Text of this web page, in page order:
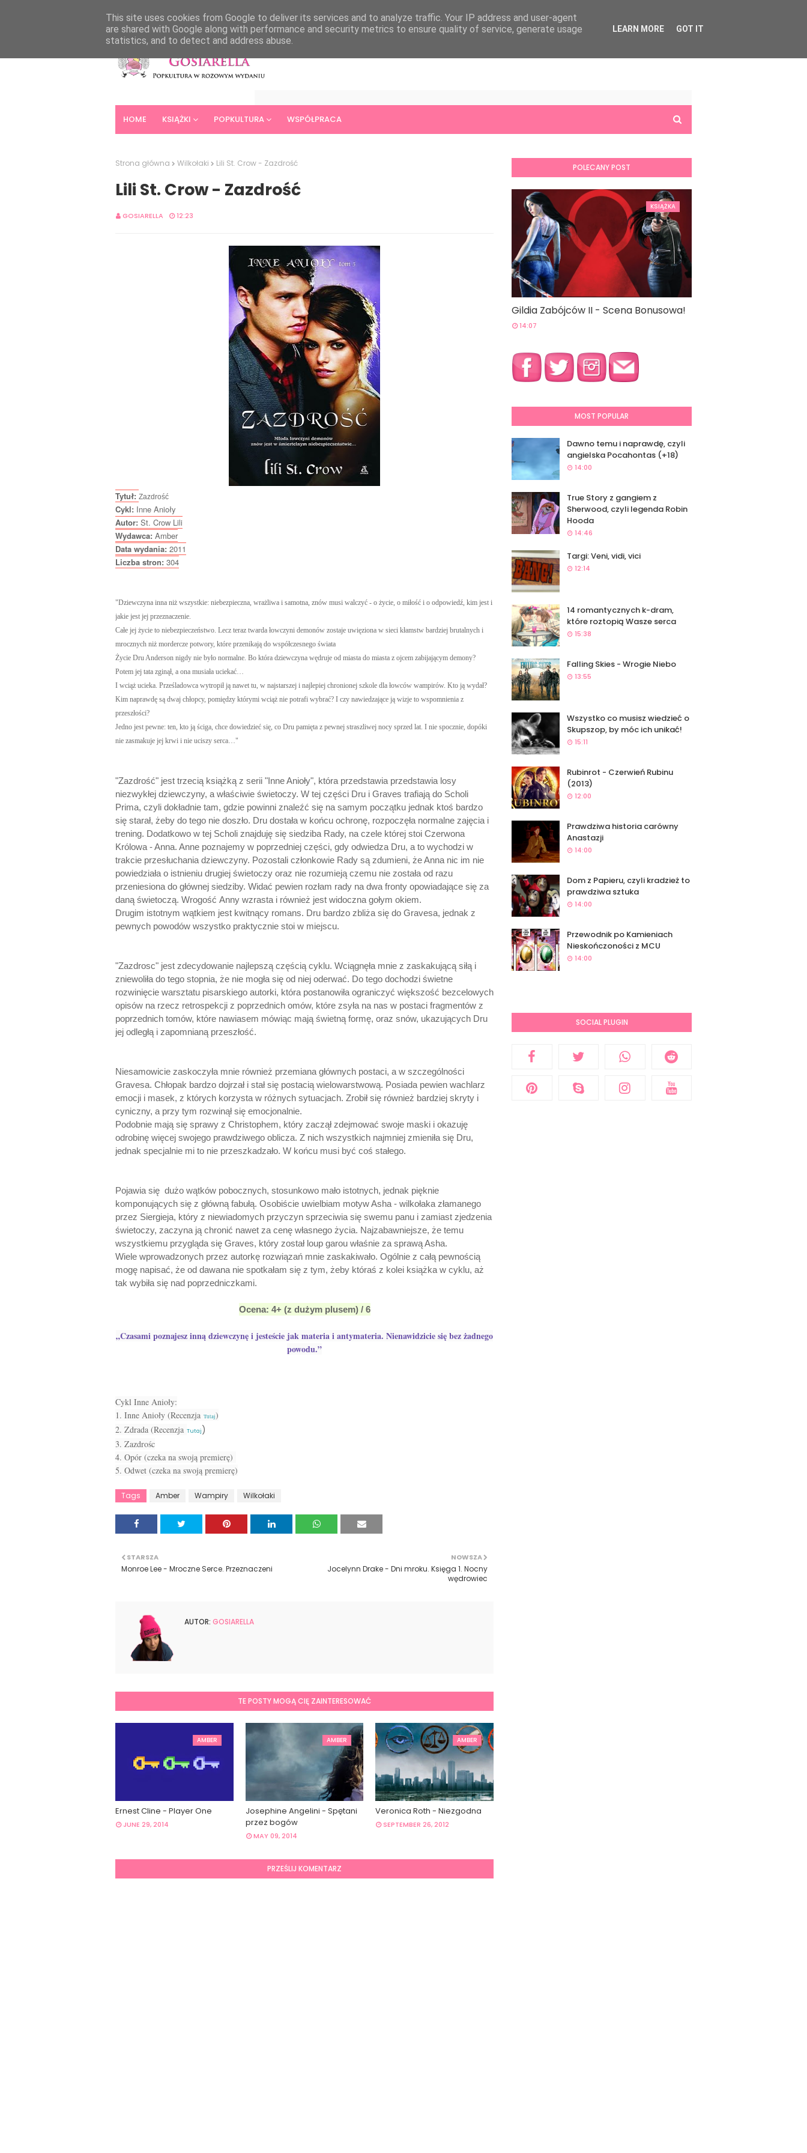
HOME KSIĄŻKI POPKULTURA WSPÓŁPRACA
Strona główna Wilkołaki Lili St. Crow - Zazdrość
Lili St. Crow - Zazdrość
GOSIARELLA 12:23
Tytuł: Zazdrość
Cykl: Inne Anioły
Autor: St. Crow Lili
Wydawca: Amber
Data wydania: 2011
Liczba stron: 304
"Dziewczyna inna niż wszystkie: niebezpieczna, wrażliwa i samotna, znów musi walczyć - o życie, o miłość i o odpowiedź, kim jest i
jakie jest jej przeznaczenie.
Całe jej życie to niebezpieczeństwo. Lecz teraz twarda łowczyni demonów zostaje uwięziona w sieci kłamstw bardziej brutalnych i
mrocznych niż mordercze potwory, które przenikają do współczesnego świata
Życie Dru Anderson nigdy nie było normalne. Bo która dziewczyna wędruje od miasta do miasta z ojcem zabijającym demony?
Potem jej tata zginął, a ona musiała uciekać…
I wciąż ucieka. Prześladowca wytropił ją nawet tu, w najstarszej i najlepiej chronionej szkole dla łowców wampirów. Kto ją wydał?
Kim naprawdę są dwaj chłopcy, pomiędzy którymi wciąż nie potrafi wybrać? I czy nawiedzające ją wizje to wspomnienia z
przeszłości?
Jedno jest pewne: ten, kto ją ściga, chce dowiedzieć się, co Dru pamięta z pewnej straszliwej nocy sprzed lat. I nie spocznie, dopóki
nie zasmakuje jej krwi i nie uciszy serca…"
"Zazdrość" jest trzecią książką z serii "Inne Anioły", która przedstawia przedstawia losy
niezwykłej dziewczyny, a właściwie świetoczy. W tej części Dru i Graves trafiają do Scholi
Prima, czyli dokładnie tam, gdzie powinni znaleźć się na samym początku jednak ktoś bardzo
się starał, żeby do tego nie doszło. Dru dostała w końcu ochronę, rozpoczęła normalne zajęcia i
trening. Dodatkowo w tej Scholi znajduję się siedziba Rady, na czele której stoi Czerwona
Królowa - Anna. Anne poznajemy w poprzedniej części, gdy odwiedza Dru, a to wychodzi w
trakcie przesłuchania dziewczyny. Pozostali członkowie Rady są zdumieni, że Anna nic im nie
powiedziała o istnieniu drugiej świetoczy oraz nie rozumieją czemu nie została od razu
przeniesiona do głównej siedziby. Widać pewien rozłam rady na dwa fronty opowiadające się za
daną świetoczą. Wrogość Anny wzrasta i również jest widoczna gołym okiem.
Drugim istotnym wątkiem jest kwitnący romans. Dru bardzo zbliża się do Gravesa, jednak z
pewnych powodów wszystko praktycznie stoi w miejscu.
"Zazdrosc" jest zdecydowanie najlepszą częścią cyklu. Wciągnęła mnie z zaskakującą siłą i
zniewoliła do tego stopnia, że nie mogła się od niej oderwać. Do tego dochodzi świetne
rozwinięcie warsztatu pisarskiego autorki, która postanowiła ograniczyć większość bezcelowych
opisów na rzecz retrospekcji z poprzednich omów, które zsyła na nas w postaci fragmentów z
poprzednich tomów, które nawiasem mówiąc mają świetną formę, oraz snów, ukazujących Dru
jej odległą i zapomnianą przeszłość.
Niesamowicie zaskoczyła mnie również przemiana głównych postaci, a w szczególności
Gravesa. Chłopak bardzo dojrzał i stał się postacią wielowarstwową. Posiada pewien wachlarz
emocji i masek, z których korzysta w różnych sytuacjach. Zrobił się również bardziej skryty i
cyniczny, a przy tym rozwinął się emocjonalnie.
Podobnie mają się sprawy z Christophem, który zaczął zdejmować swoje maski i okazuję
odrobinę więcej swojego prawdziwego oblicza. Z nich wszystkich najmniej zmieniła się Dru,
jednak specjalnie mi to nie przeszkadzało. W końcu musi być coś stałego.
Pojawia się dużo wątków pobocznych, stosunkowo mało istotnych, jednak pięknie
komponujących się z główną fabułą. Osobiście uwielbiam motyw Asha - wilkołaka złamanego
przez Siergieja, który z niewiadomych przyczyn sprzeciwia się swemu panu i zamiast zjedzenia
świetoczy, zaczyna ją chronić nawet za cenę własnego życia. Najzabawniejsze, że temu
wszystkiemu przygląda się Graves, który został loup garou właśnie za sprawą Asha.
Wiele wprowadzonych przez autorkę rozwiązań mnie zaskakiwało. Ogólnie z całą pewnością
mogę napisać, że od dawana nie spotkałam się z tym, żeby któraś z kolei książka w cyklu, aż
tak wybiła się nad poprzedniczkami.
Ocena: 4+ (z dużym plusem) / 6
„Czasami poznajesz inną dziewczynę i jesteście jak materia i antymateria. Nienawidzicie się bez żadnego
powodu.”
Cykl Inne Anioły:
1. Inne Anioły (Recenzja Tutaj)
2. Zdrada (Recenzja Tutaj)
3. Zazdrośc
4. Opór (czeka na swoją premierę)
5. Odwet (czeka na swoją premierę)
Tags Amber Wampiry Wilkołaki
NOWSZA
Jocelynn Drake - Dni mroku. Księga 1. Nocny
wędrowiec
STARSZA
Monroe Lee - Mroczne Serce. Przeznaczeni
AUTOR: GOSIARELLA
TE POSTY MOGĄ CIĘ ZAINTERESOWAĆ
AMBER
Ernest Cline - Player One
JUNE 29, 2014
AMBER
Josephine Angelini - Spętani
przez bogów
MAY 09, 2014
AMBER
Veronica Roth - Niezgodna
SEPTEMBER 26, 2012
PRZEŚLIJ KOMENTARZ
POLECANY POST
KSIĄŻKA
Gildia Zabójców II - Scena Bonusowa!
14:07
MOST POPULAR
Dawno temu i naprawdę, czyli
angielska Pocahontas (+18)
14:00
True Story z gangiem z
Sherwood, czyli legenda Robin
Hooda
14:46
Targi: Veni, vidi, vici
12:14
14 romantycznych k-dram,
które roztopią Wasze serca
15:38
Falling Skies - Wrogie Niebo
13:55
Wszystko co musisz wiedzieć o
Skupszop, by móc ich unikać!
15:11
Rubinrot - Czerwień Rubinu
(2013)
12:00
Prawdziwa historia carówny
Anastazji
14:00
Dom z Papieru, czyli kradzież to
prawdziwa sztuka
14:00
Przewodnik po Kamieniach
Nieskończoności z MCU
14:00
SOCIAL PLUGIN
This site uses cookies from Google to deliver its services and to analyze traffic. Your IP address and user-agent
are shared with Google along with performance and security metrics to ensure quality of service, generate usage
statistics, and to detect and address abuse.
LEARN MORE GOT IT